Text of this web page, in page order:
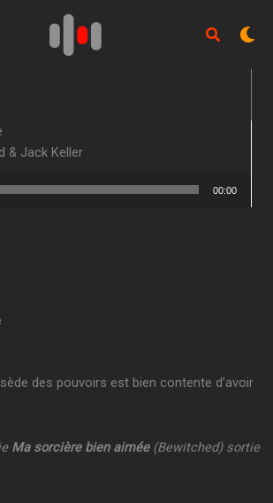
& Jack Keller
00:00
des pouvoirs est bien contente d’avoir
Ma sorcière bien aimée(Bewitched) sortie